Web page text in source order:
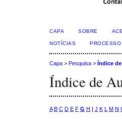
CAPA SOBRE
NOTÍCIAS PROCESSO
Capa > Pesquisa > Índice
Índice de
A B C D E F G H I J K L M N